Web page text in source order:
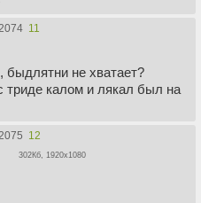
11
не хватает?
триде калом и лякал был на
12
302Кб, 1920x1080